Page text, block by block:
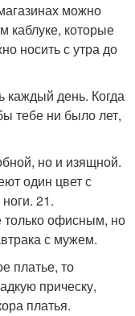
можно
каблуке, которые
носить с утра до
каждый день. Когда
тебе ни было лет,
но и изящной.
один цвет с
21.
только офисным, но
с мужем.
платье, то
прическу,
платья.